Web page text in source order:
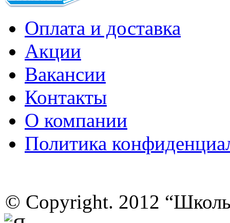
Оплата и доставка
Акции
Вакансии
Контакты
О компании
Политика
© Copyright. 2012